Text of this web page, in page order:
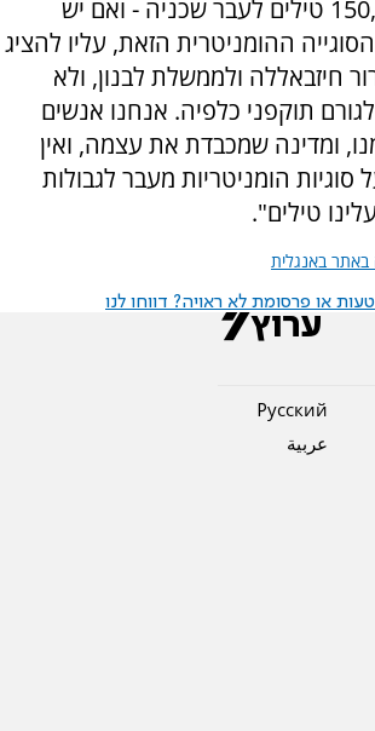
מדינה, ולכוון 150,000 טילים לעבר שכניה - ואם יש
ההומניטרית הזאת, עליו להציג
חיזבאללה ולממשלת לבנון, ולא
תוקפני כלפיה. אנחנו אנשים
ומדינה שמכבדת את עצמה, ואין
סוגיות הומניטריות מעבר לגבולות
טילים".
באנגלית
או פרסומת לא ראויה? דווחו לנו
Pусский
عربية